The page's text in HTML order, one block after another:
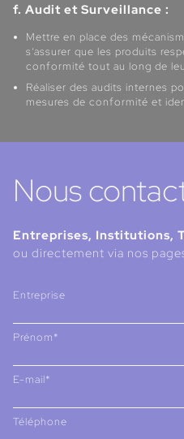
f. Audit et Surveillance :
Mettre en place des
s’assurer que les produits
conformité tout au long de
Réaliser des audits internes
mesures de conformité et
Nous
Entreprises, Institutions,
ou directement via nos
Entreprise
Prénom*
E-mail*
Téléphone